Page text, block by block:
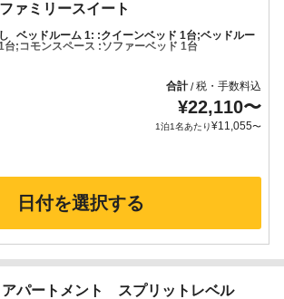
ァミリースイート
ベッドルーム 1: :クイーンベッド 1台;ベッドルー
;コモンスペース :ソファーベッド 1台
合計/税・手数料込
¥22,110〜
1泊1名あたり¥11,055〜
日付を選択する
パートメント スプリットレベル